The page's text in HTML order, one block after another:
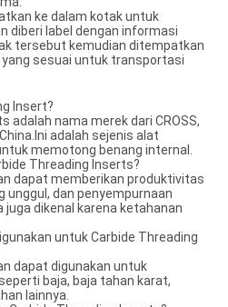
ke dalam kotak untuk
diberi label dengan informasi
tersebut kemudian ditempatkan
sesuai untuk transportasi
Insert?
adalah nama merek dari CROSS,
adalah sejenis alat
memotong benang internal.
Threading Inserts?
dapat memberikan produktivitas
unggul, dan penyempurnaan
juga dikenal karena ketahanan
untuk Carbide Threading
dapat digunakan untuk
baja, baja tahan karat,
lainnya.